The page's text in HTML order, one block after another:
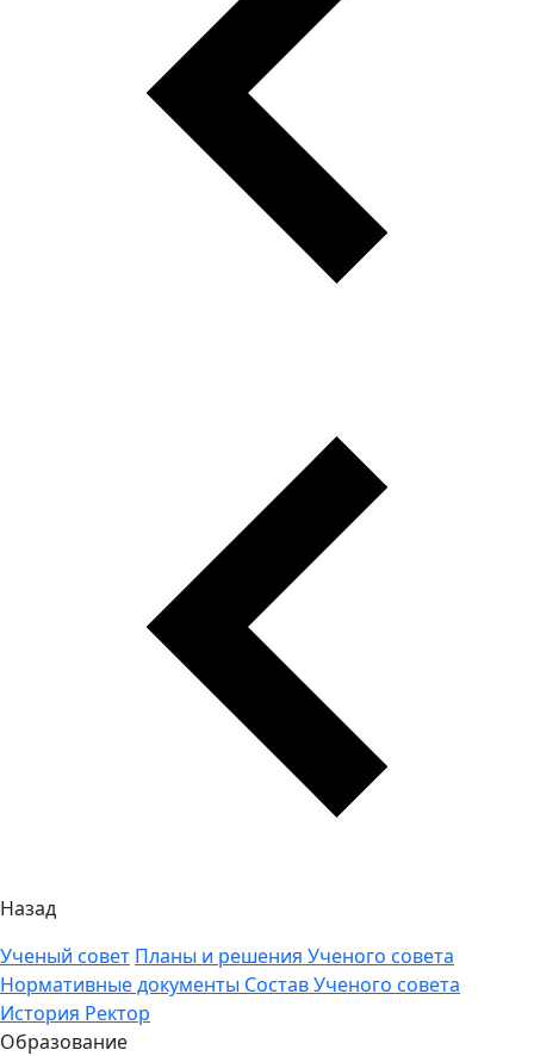
Назад
Ученый совет Планы и решения Ученого совета
Нормативные документы Состав Ученого совета
История Ректор
Образование